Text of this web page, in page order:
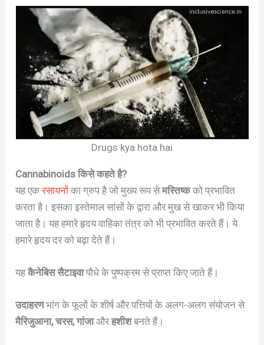
Drugs kya hota hai
Cannabinoids किसे कहते है?
यह एकरसायनों का ग्रुप है जो मुख्य रूप सेमस्तिष्कको प्रभावित
करता है। इसका इस्तेमाल सांसों के द्वारा और मुख से खाकर भी किया
जाता है। यह हमारे हृदय वाहिका तंत्र को भी प्रभावित करते हैं। ये
हमारे हृदय दर को बढ़ा देते हैं।
यहकैनेबिस सैटाइवापौधे के पुष्पक्रम से प्राप्त किए जाते हैं।
उदाहरणभांग के फूलों के शीर्ष और पत्तियों के अलग-अलग संयोजन से
मैरिजुआना, चरस, गांजाऔरहशीशबनते हैं।